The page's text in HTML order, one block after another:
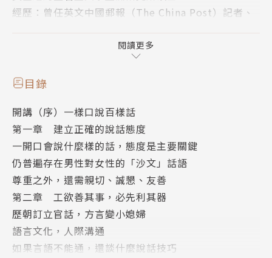
經歷：曾任英文中國郵報（The China Post）記者、
學新聞系主任、大眾傳播系主任等職務。
現職：除了在文化大學大眾傳播系兼任教職外，也是
「魅力公關個人工作室」的負責人。
類社團、各級學校以及中國大陸、東南亞國家等邀約，
高達上萬場演講，被譽為大師級的演說家。
著作：
《魅力公關》、《形象魅力》、《人際吸引力》、《自
助公關》、《不敗的小方》、《年輕有夢》（以上每本
書均曾榮登暢銷書排行榜）、《傳播原理》、《新聞自
由與新聞自律》等。
有聲書籍包括《自我成長》、《秀出自己》等系列多達
二十餘冊，均為暢銷有聲書，廣受佳評。
閱讀更多
目錄
開講（序）一樣口說百樣話
第一章 建立正確的說話態度
一開口會說什麼樣的話，態度是主要關鍵
仍普遍存在男性對女性的「沙文」話語
尊重之外，還需親切、誠懇、友善
第二章 工欲善其事，必先利其器
歷朝訂立官話，方言變小媳婦
語言文化，人際溝通
如果言語不能通，還談什麼說話技巧